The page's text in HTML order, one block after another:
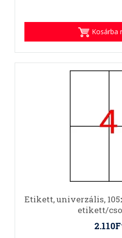
Kosárba
Etikett, univerzális,
etikett/